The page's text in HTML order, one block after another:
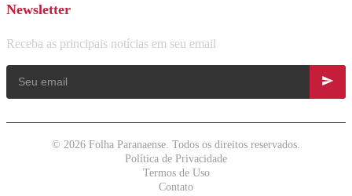
Newsletter
Receba as principais notícias em seu email
© 2026 Folha Paranaense. Todos os direitos reservados.
Política de Privacidade
Termos de Uso
Contato